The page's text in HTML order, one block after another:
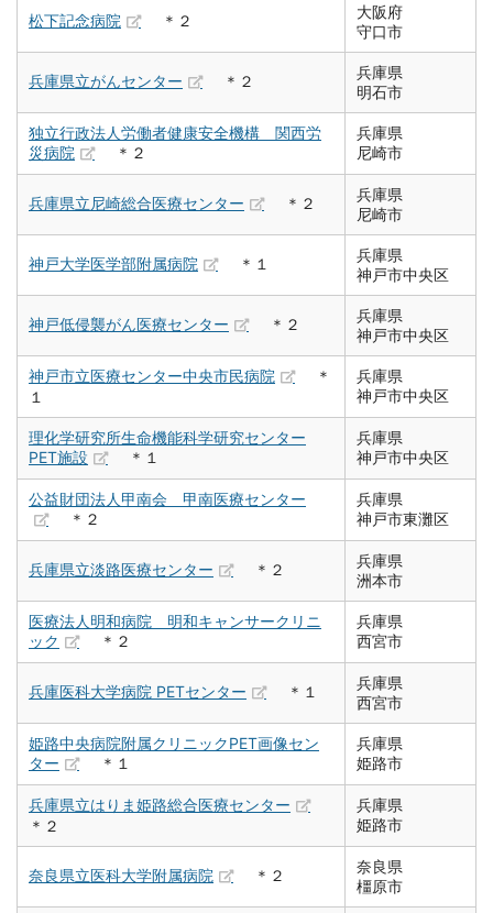
松下記念病院 ＊２
大阪府
守口市
兵庫県立がんセンター ＊２
兵庫県
明石市
独立行政法人労働者健康安全機構 関西労
災病院
＊２
兵庫県
尼崎市
兵庫県立尼崎総合医療センター ＊２
兵庫県
尼崎市
神戸大学医学部附属病院 ＊１
兵庫県
神戸市中央区
神戸低侵襲がん医療センター ＊２
兵庫県
神戸市中央区
神戸市立医療センター中央市民病院
＊
１
兵庫県
神戸市中央区
理化学研究所生命機能科学研究センター
PET施設
＊１
兵庫県
神戸市中央区
公益財団法人甲南会 甲南医療センター
＊２
兵庫県
神戸市東灘区
兵庫県立淡路医療センター ＊２
兵庫県
洲本市
医療法人明和病院 明和キャンサークリニ
ック
＊２
兵庫県
西宮市
兵庫医科大学病院 PETセンター ＊１
兵庫県
西宮市
姫路中央病院附属クリニックPET画像セン
ター
＊１
兵庫県
姫路市
兵庫県立はりま姫路総合医療センター
＊２
兵庫県
姫路市
奈良県立医科大学附属病院 ＊２
奈良県
橿原市